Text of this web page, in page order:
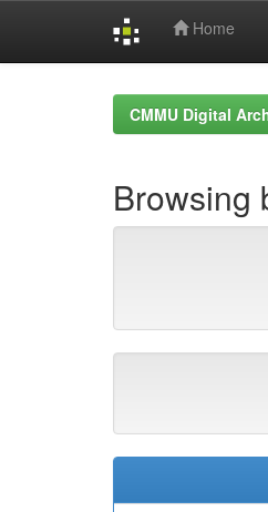
Home
CMMU Digital
Browsing